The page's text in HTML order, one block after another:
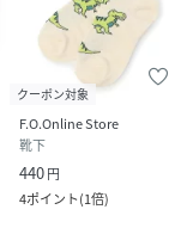
クーポン対象
F.O.Online Store
靴下
440円
4ポイント(1倍)